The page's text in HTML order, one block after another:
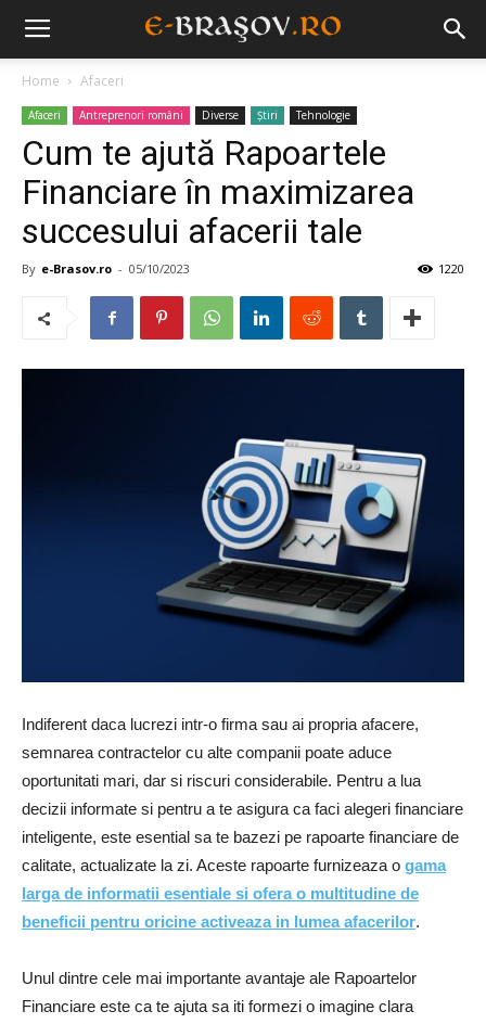
Home Afaceri
Afaceri Antreprenori români Diverse Știri Tehnologie
Cum te ajută Rapoartele
Financiare în maximizarea
succesului afacerii tale
By e-Brasov.ro - 05/10/2023 1220
Indiferent daca lucrezi intr-o firma sau ai propria afacere,
semnarea contractelor cu alte companii poate aduce
oportunitati mari, dar si riscuri considerabile. Pentru a lua
decizii informate si pentru a te asigura ca faci alegeri financiare
inteligente, este esential sa te bazezi pe rapoarte financiare de
calitate, actualizate la zi. Aceste rapoarte furnizeaza o gama
larga de informatii esentiale si ofera o multitudine de
beneficii pentru oricine activeaza in lumea afacerilor.
Unul dintre cele mai importante avantaje ale Rapoartelor
Financiare este ca te ajuta sa iti formezi o imagine clara